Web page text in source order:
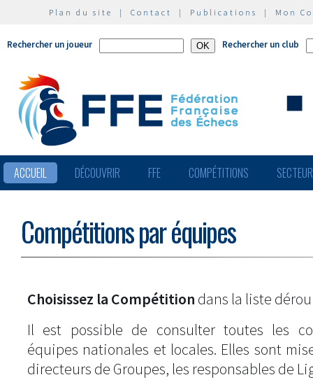
Plan du site | Contact | Publications | Mon
Rechercher un joueur Rechercher un club
ACCUEIL DÉCOUVRIR FFE COMPÉTITIONS
Compétitions par équipes
Choisissez la Compétition dans la liste
Il est possible de consulter toutes les
équipes nationales et locales. Elles sont
directeurs de Groupes, les responsables de